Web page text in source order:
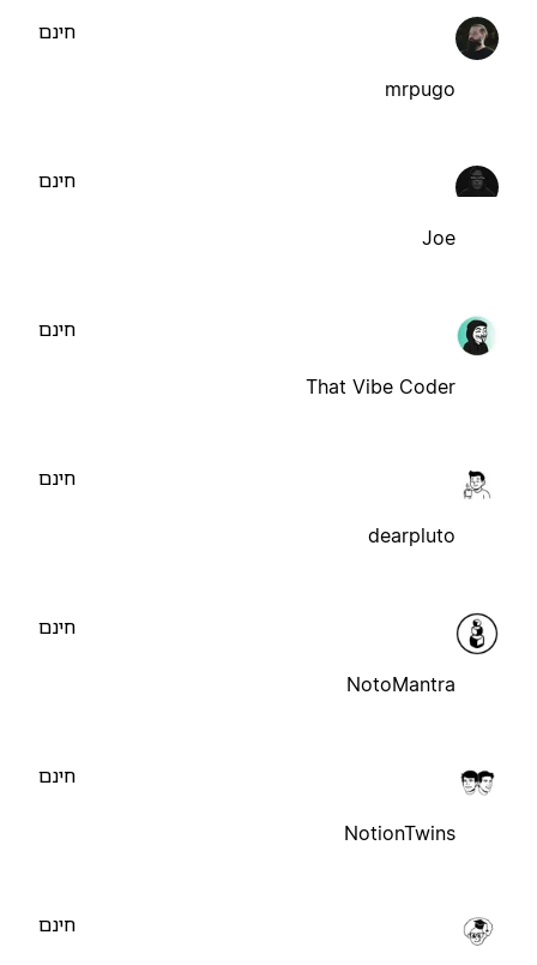
mrpugo
חינם
Joe
חינם
That Vibe Coder
חינם
dearpluto
חינם
NotoMantra
חינם
NotionTwins
חינם
חינם